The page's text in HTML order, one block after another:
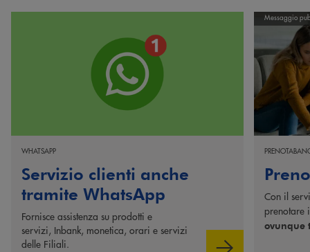
WHATSAPP
Servizio clienti anche
tramite WhatsApp
Fornisce assistenza su prodotti e
servizi, Inbank, monetica, orari e servizi
delle Filiali.
Scopri di
Messaggio
Con il
prenotare
ovunque